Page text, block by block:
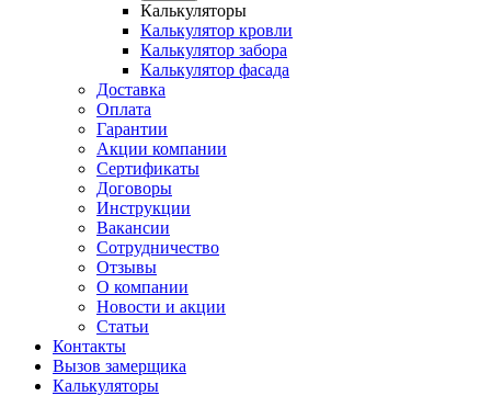
Калькуляторы
Калькулятор кровли
Калькулятор забора
Калькулятор фасада
Доставка
Оплата
Гарантии
Акции компании
Сертификаты
Договоры
Инструкции
Вакансии
Сотрудничество
Отзывы
О компании
Новости и акции
Статьи
Контакты
Вызов замерщика
Калькуляторы